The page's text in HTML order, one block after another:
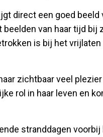
direct een goed beeld
van haar tijd bij
is bij het vrijlaten
zichtbaar veel
rol in haar leven en
stranddagen